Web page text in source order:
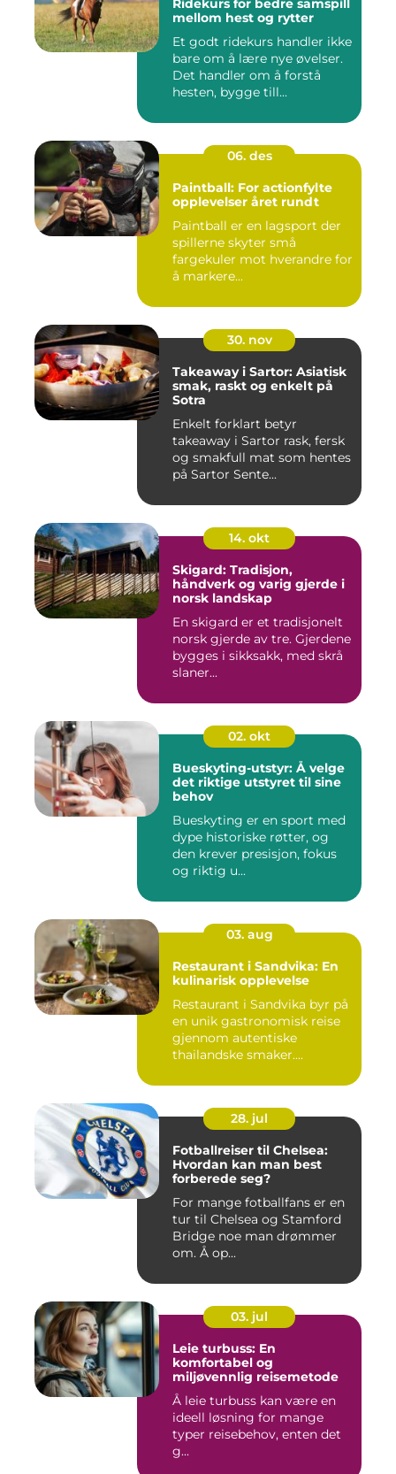
Ridekurs for bedre samspill
mellom hest og rytter
Et godt ridekurs handler ikke
bare om å lære nye øvelser.
Det handler om å forstå
hesten, bygge till...
06. des
Paintball: For actionfylte
opplevelser året rundt
Paintball er en lagsport der
spillerne skyter små
fargekuler mot hverandre for
å markere...
30. nov
Takeaway i Sartor: Asiatisk
smak, raskt og enkelt på
Sotra
Enkelt forklart betyr
takeaway i Sartor rask, fersk
og smakfull mat som hentes
på Sartor Sente...
14. okt
Skigard: Tradisjon,
håndverk og varig gjerde i
norsk landskap
En skigard er et tradisjonelt
norsk gjerde av tre. Gjerdene
bygges i sikksakk, med skrå
slaner...
02. okt
Bueskyting-utstyr: Å velge
det riktige utstyret til sine
behov
Bueskyting er en sport med
dype historiske røtter, og
den krever presisjon, fokus
og riktig u...
03. aug
Restaurant i Sandvika: En
kulinarisk opplevelse
Restaurant i Sandvika byr på
en unik gastronomisk reise
gjennom autentiske
thailandske smaker....
28. jul
Fotballreiser til Chelsea:
Hvordan kan man best
forberede seg?
For mange fotballfans er en
tur til Chelsea og Stamford
Bridge noe man drømmer
om. Å op...
03. jul
Leie turbuss: En
komfortabel og
miljøvennlig reisemetode
Å leie turbuss kan være en
ideell løsning for mange
typer reisebehov, enten det
g...